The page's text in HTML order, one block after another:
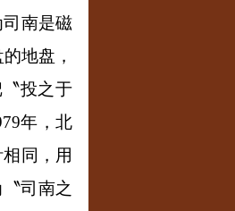
司南是磁
地盘，
投之于
年，北
同，用
司南之